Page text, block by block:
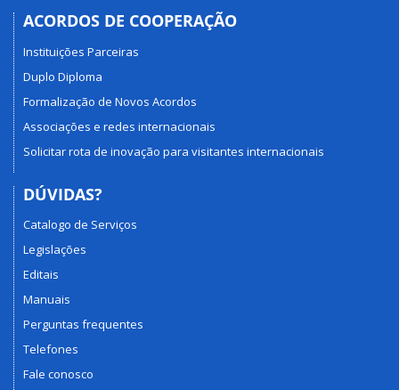
ACORDOS DE COOPERAÇÃO
Instituições Parceiras
Duplo Diploma
Formalização de Novos Acordos
Associações e redes internacionais
Solicitar rota de inovação para visitantes internacionais
DÚVIDAS?
Catalogo de Serviços
Legislações
Editais
Manuais
Perguntas frequentes
Telefones
Fale conosco